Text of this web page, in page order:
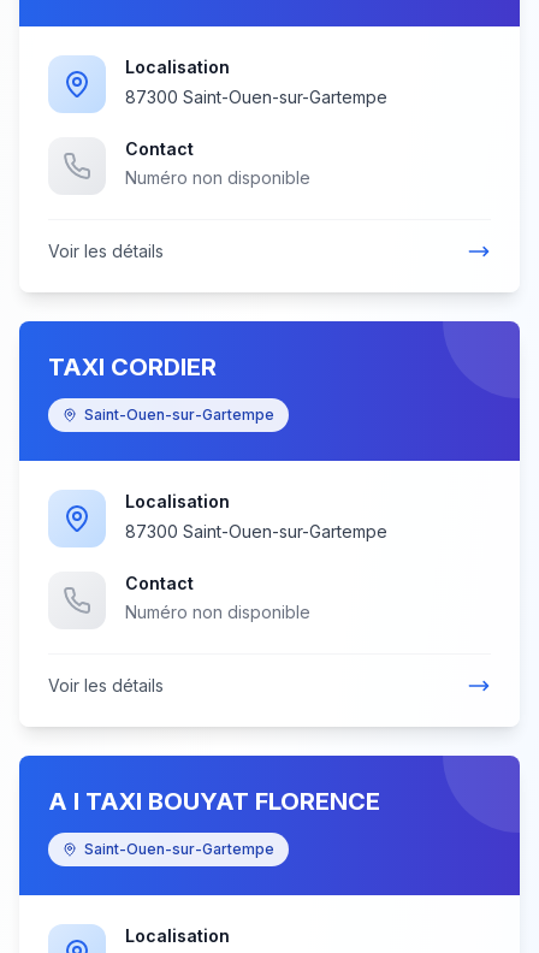
Localisation
87300 Saint-Ouen-sur-Gartempe
Contact
Numéro non disponible
Voir les détails
TAXI CORDIER
Saint-Ouen-sur-Gartempe
Localisation
87300 Saint-Ouen-sur-Gartempe
Contact
Numéro non disponible
Voir les détails
A I TAXI BOUYAT FLORENCE
Saint-Ouen-sur-Gartempe
Localisation